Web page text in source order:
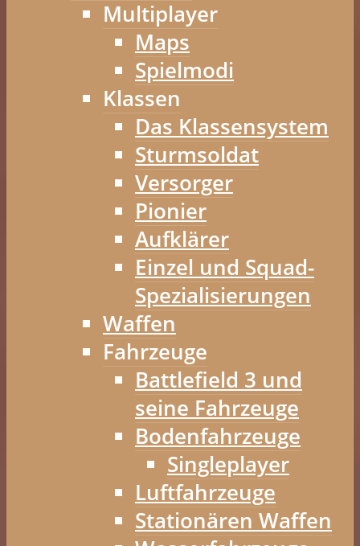
Multiplayer
Maps
Spielmodi
Klassen
Das Klassensystem
Sturmsoldat
Versorger
Pionier
Aufklärer
Einzel und Squad-
Spezialisierungen
Waffen
Fahrzeuge
Battlefield 3 und
seine Fahrzeuge
Bodenfahrzeuge
Singleplayer
Luftfahrzeuge
Stationären Waffen